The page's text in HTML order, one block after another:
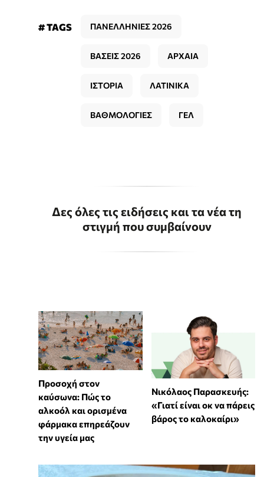
# TAGS ΠΑΝΕΛΛΗΝΙΕΣ 2026
ΒΑΣΕΙΣ 2026 ΑΡΧΑΙΑ
ΙΣΤΟΡΙΑ ΛΑΤΙΝΙΚΑ
ΒΑΘΜΟΛΟΓΙΕΣ ΓΕΛ
Δες όλες τις ειδήσεις και τα νέα τη
στιγμή που συμβαίνουν
Προσοχή στον
καύσωνα: Πώς το
αλκοόλ και ορισμένα
φάρμακα επηρεάζουν
την υγεία μας
Νικόλαος Παρασκευής:
«Γιατί είναι οκ να πάρεις
βάρος το καλοκαίρι»